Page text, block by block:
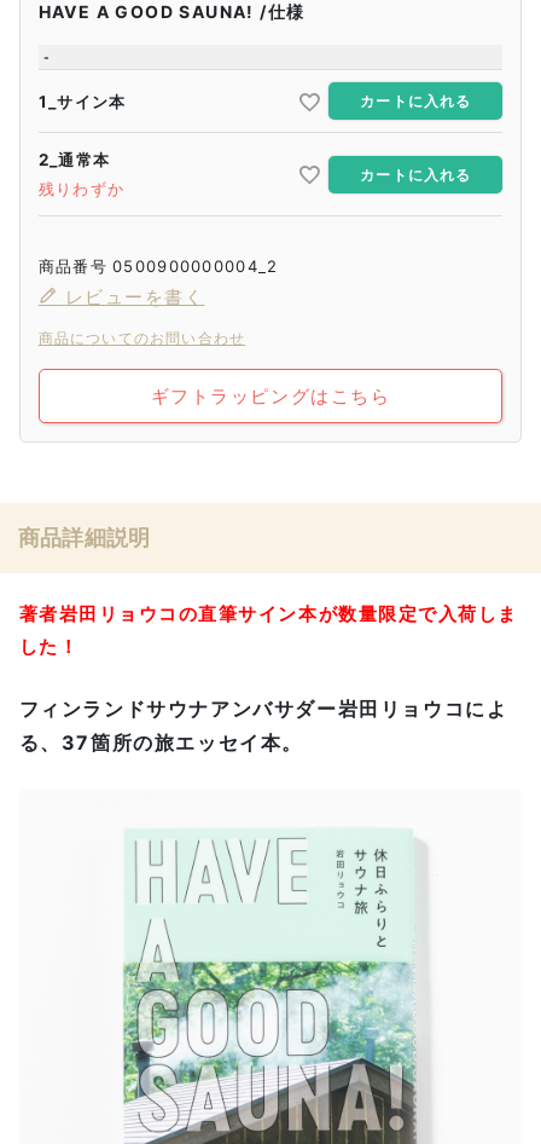
HAVE A GOOD SAUNA! 仕様
-
1_サイン本 カートに入れる
2_通常本
残りわずか
カートに入れる
商品番号 0500900000004_2
レビューを書く
商品についてのお問い合わせ
ギフトラッピングはこちら
商品詳細説明
著者岩田リョウコの直筆サイン本が数量限定で入荷しま
した！
フィンランドサウナアンバサダー岩田リョウコによ
る、37箇所の旅エッセイ本。